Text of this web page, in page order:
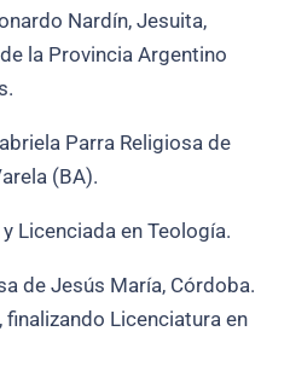
Nardín, Jesuita,
la Provincia Argentino
Parra Religiosa de
(BA).
Licenciada en Teología.
de Jesús María, Córdoba.
Licenciatura en